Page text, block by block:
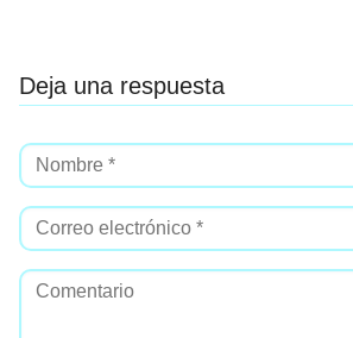
Deja una respuesta